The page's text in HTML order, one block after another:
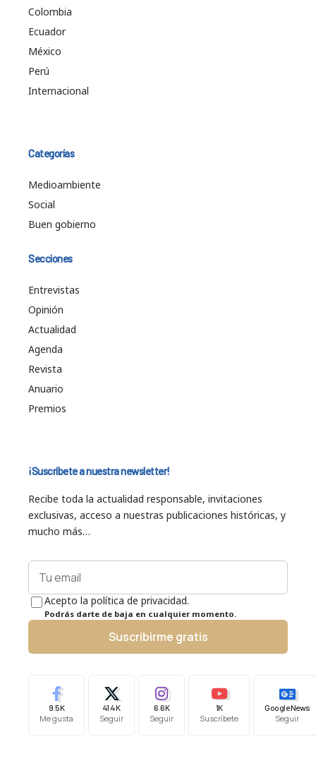
Colombia
Ecuador
México
Perú
Internacional
Categorías
Medioambiente
Social
Buen gobierno
Secciones
Entrevistas
Opinión
Actualidad
Agenda
Revista
Anuario
Premios
¡Suscríbete a nuestra newsletter!
Recibe toda la actualidad responsable, invitaciones
exclusivas, acceso a nuestras publicaciones históricas, y
mucho más…
Acepto la política de privacidad.
Podrás darte de baja en cualquier momento.
Suscribirme gratis
9.5K
Me gusta
41.4K
Seguir
6.6K
Seguir
1K
Suscríbete
Google News
Seguir